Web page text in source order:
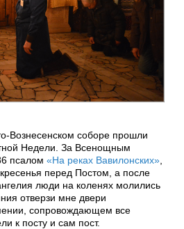
Вознесенском соборе прошли
Недели. За Всенощным
псалом «На реках Вавилонских»
перед Постом, а после
люди на коленях молились
отверзи мне двери
сопровождающем все
к посту и сам пост.